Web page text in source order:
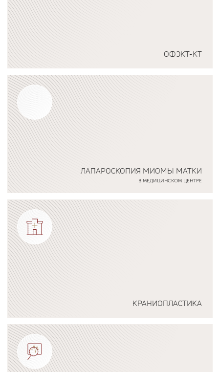
ОФЭКТ-КТ
Подробнее о программе
ЛАПАРОСКОПИЯ МИОМЫ МАТКИ
В МЕДИЦИНСКОМ ЦЕНТРЕ
Подробнее о программе
КРАНИОПЛАСТИКА
Подробнее о программе